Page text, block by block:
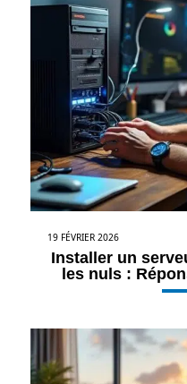
19 FÉVRIER 2026
Installer un
les nuls :